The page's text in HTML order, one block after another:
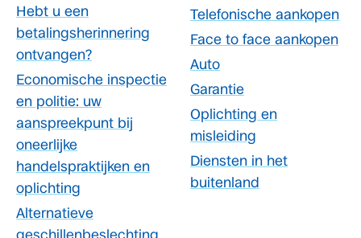
Hebt u een
betalingsherinnering
ontvangen?
Economische inspectie
en politie: uw
aanspreekpunt bij
oneerlijke
handelspraktijken en
oplichting
Alternatieve
geschillenbeslechting
Telefonische aankopen
Face to face aankopen
Auto
Garantie
Oplichting en
misleiding
Diensten in het
buitenland